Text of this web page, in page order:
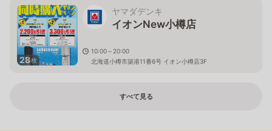
28枚
ヤマダデンキ
イオンNew小樽店
10:00～20:00
北海道小樽市築港11番6号 イオン小樽店3F
すべて見る